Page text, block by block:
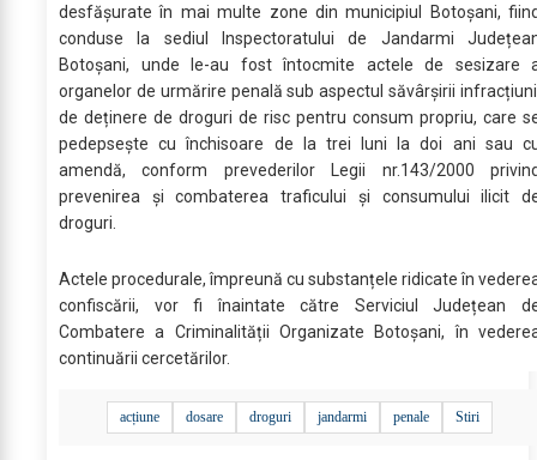
desfășurate în mai multe zone din municipiul Botoșani,
conduse la sediul Inspectoratului de Jandarmi
Botoșani, unde le-au fost întocmite actele de sesizare
organelor de urmărire penală sub aspectul săvârșirii
de deținere de droguri de risc pentru consum propriu, care
pedepsește cu închisoare de la trei luni la doi ani sau
amendă, conform prevederilor Legii nr.143/2000
prevenirea și combaterea traficului și consumului ilicit
droguri.
Actele procedurale, împreună cu substanțele ridicate în
confiscării, vor fi înaintate către Serviciul Județean
Combatere a Criminalității Organizate Botoșani, în
continuării cercetărilor.
acțiune dosare droguri jandarmi penale Stiri